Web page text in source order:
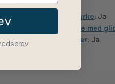
Styrkedetaljer
enkeltstyrke: Ja
flerstyrke med
læsebriller: Ja